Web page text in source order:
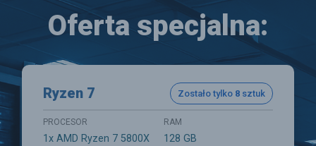
Oferta specjalna:
Ryzen 7 Zostało tylko 8sztuk
PROCESOR
1x AMD Ryzen 7 5800X
RAM
128 GB